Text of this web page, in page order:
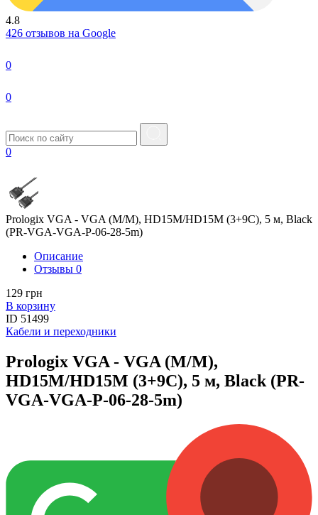
4.8
426 отзывов на Google
0
0
0
Prologix VGA - VGA (M/M), HD15M/HD15M (3+9С), 5 м, Black
(PR-VGA-VGA-P-06-28-5m)
Описание
Отзывы 0
129 грн
В корзину
ID 51499
Кабели и переходники
Prologix VGA - VGA (M/M),
HD15M/HD15M (3+9С), 5 м, Black (PR-
VGA-VGA-P-06-28-5m)